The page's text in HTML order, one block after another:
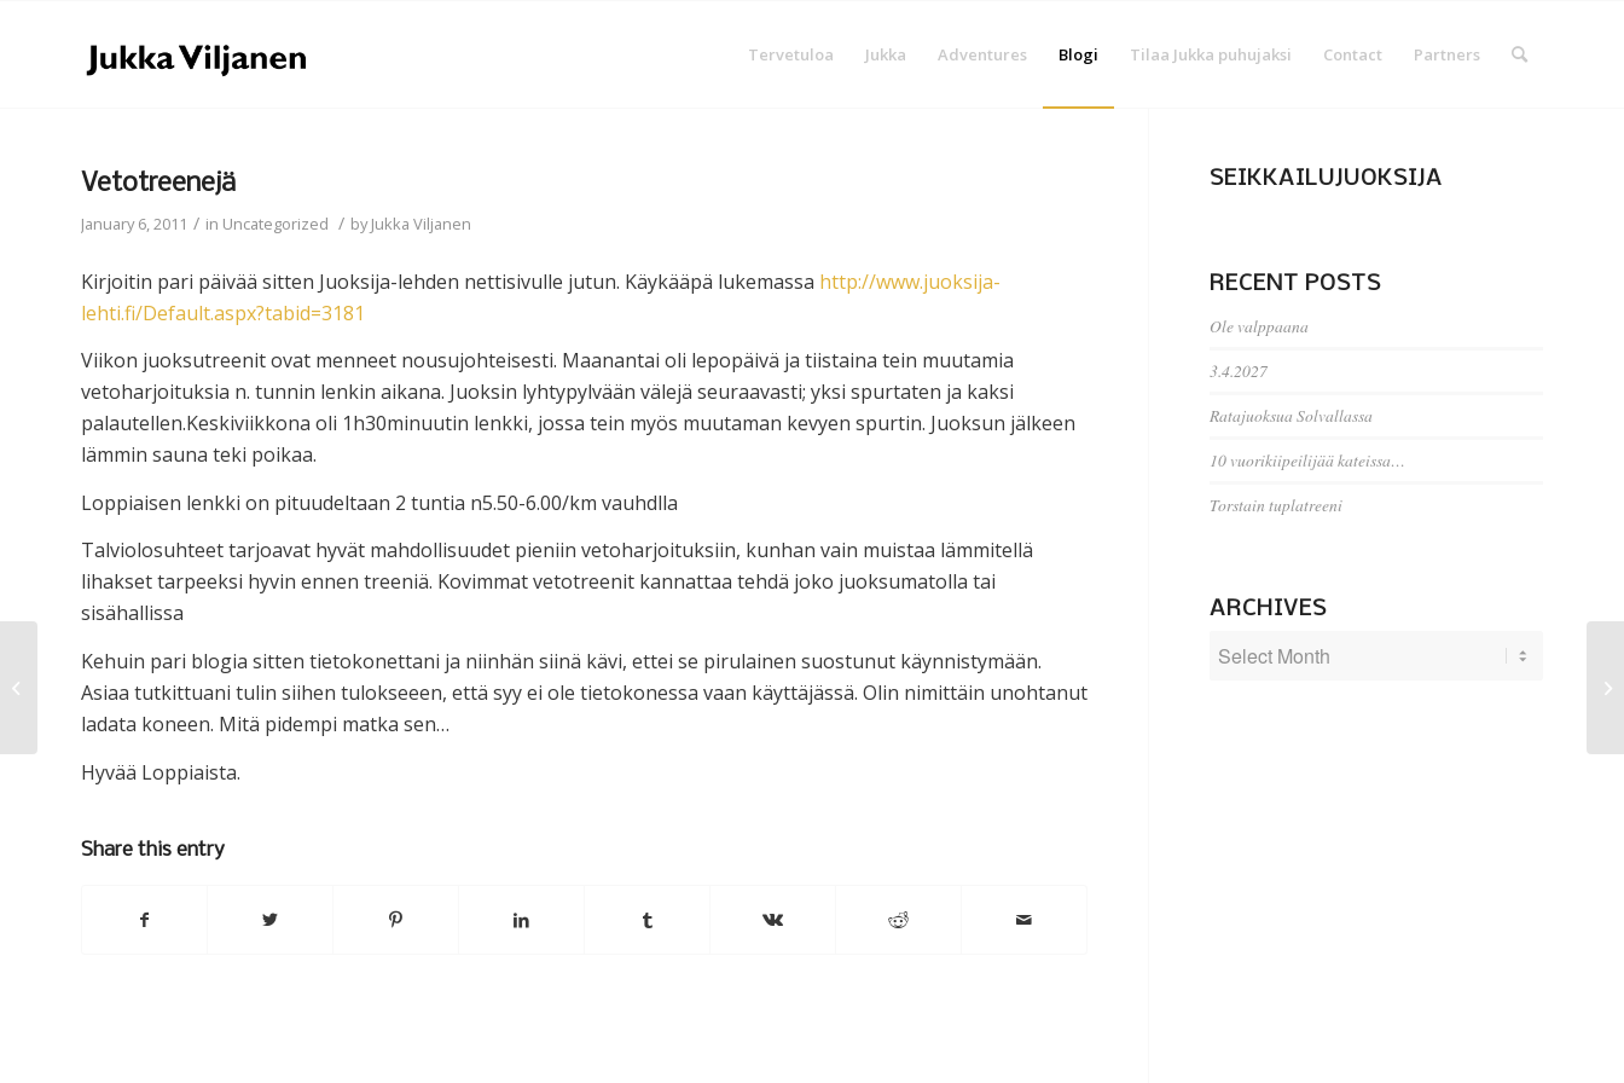
Tervetuloa Jukka Adventures Blogi Tilaa Jukka puhujaksi Contact Partners
Vetotreenejä
January 6, 2011 / in Uncategorized / byJukka Viljanen
Kirjoitin pari päivää sitten Juoksija-lehden nettisivulle jutun. Käykääpä lukemassa http://www.juoksija-
lehti.fi/Default.aspx?tabid=3181
Viikon juoksutreenit ovat menneet nousujohteisesti. Maanantai oli lepopäivä ja tiistaina tein muutamia
vetoharjoituksia n. tunnin lenkin aikana. Juoksin lyhtypylvään välejä seuraavasti; yksi spurtaten ja kaksi
palautellen.Keskiviikkona oli 1h30minuutin lenkki, jossa tein myös muutaman kevyen spurtin. Juoksun jälkeen
lämmin sauna teki poikaa.
Loppiaisen lenkki on pituudeltaan 2 tuntia n5.50-6.00/km vauhdlla
Talviolosuhteet tarjoavat hyvät mahdollisuudet pieniin vetoharjoituksiin, kunhan vain muistaa lämmitellä
lihakset tarpeeksi hyvin ennen treeniä. Kovimmat vetotreenit kannattaa tehdä joko juoksumatolla tai
sisähallissa
Kehuin pari blogia sitten tietokonettani ja niinhän siinä kävi, ettei se pirulainen suostunut käynnistymään.
Asiaa tutkittuani tulin siihen tulokseeen, että syy ei ole tietokonessa vaan käyttäjässä. Olin nimittäin unohtanut
ladata koneen. Mitä pidempi matka sen…
Hyvää Loppiaista.
Share this entry
SEIKKAILUJUOKSIJA
RECENT POSTS
Ole valppaana
3.4.2027
Ratajuoksua Solvallassa
10 vuorikiipeilijää kateissa…
Torstain tuplatreeni
ARCHIVES